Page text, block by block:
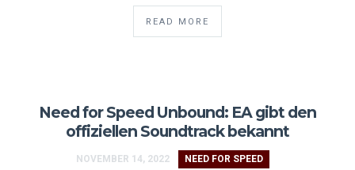
READ MORE
Need for Speed Unbound: EA gibt den
offiziellen Soundtrack bekannt
NOVEMBER 14, 2022 NEED FOR SPEED